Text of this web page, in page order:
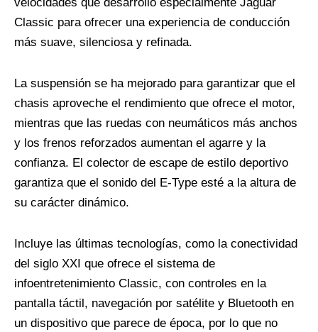
Classic para ofrecer una experiencia de conducción
más suave, silenciosa y refinada.
La suspensión se ha mejorado para garantizar que el
chasis aproveche el rendimiento que ofrece el motor,
mientras que las ruedas con neumáticos más anchos
y los frenos reforzados aumentan el agarre y la
confianza. El colector de escape de estilo deportivo
garantiza que el sonido del E-Type esté a la altura de
su carácter dinámico.
Incluye las últimas tecnologías, como la conectividad
del siglo XXI que ofrece el sistema de
infoentretenimiento Classic, con controles en la
pantalla táctil, navegación por satélite y Bluetooth en
un dispositivo que parece de época, por lo que no